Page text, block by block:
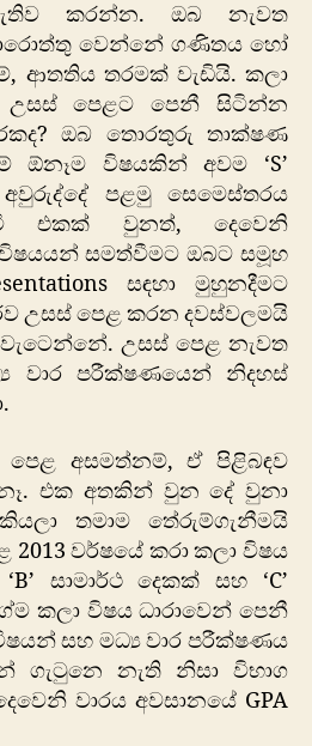
කරන්න. ඔබ නැවත
වෙන්නේ ගණිතය හෝ
ආතතිය තරමක් වැඩියි. කලා
උසස් පෙළට පෙනී සිටින්න
ඔබ තොරතුරු තාක්ෂණ
ඕනෑම විෂයකින් අවම ‘S’
අවුරුද්දේ පළමු සෙමෙස්තරය
එකක් වුනත්, දෙවෙනි
විෂයයන් සමත්වීමට ඔබට සමූහ
සඳහා මුහුනදීමට
උසස් පෙළ කරන දවස්වලමයි
උසස් පෙළ නැවත
වාර පරීක්ෂණයෙන් නිදහස්
අසමත්නම්, ඒ පිළිබඳව
එක අතකින් වුන දේ වුනා
තමාම තේරුම්ගැනීමයි
2013 වර්ෂයේ කරා කලා විෂය
සාමාර්ථ දෙකක් සහ ‘C’
කලා විෂය ධාරාවෙන් පෙනී
සහ මධ්‍ය වාර පරීක්ෂණය
ගැටුනෙ නැති නිසා විභාග
වාරය අවසානයේ GPA